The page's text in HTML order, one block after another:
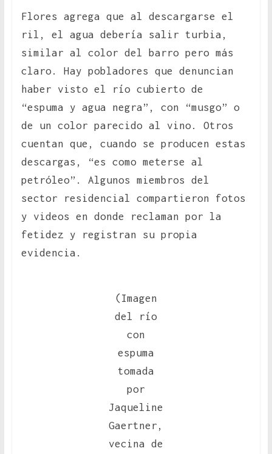
Flores agrega que al descargarse el
ril, el agua debería salir turbia,
similar al color del barro pero más
claro. Hay pobladores que denuncian
haber visto el río cubierto de
“espuma y agua negra”, con “musgo” o
de un color parecido al vino. Otros
cuentan que, cuando se producen estas
descargas, “es como meterse al
petróleo”. Algunos miembros del
sector residencial compartieron fotos
y videos en donde reclaman por la
fetidez y registran su propia
evidencia.
(Imagen
del río
con
espuma
tomada
por
Jaqueline
Gaertner,
vecina de